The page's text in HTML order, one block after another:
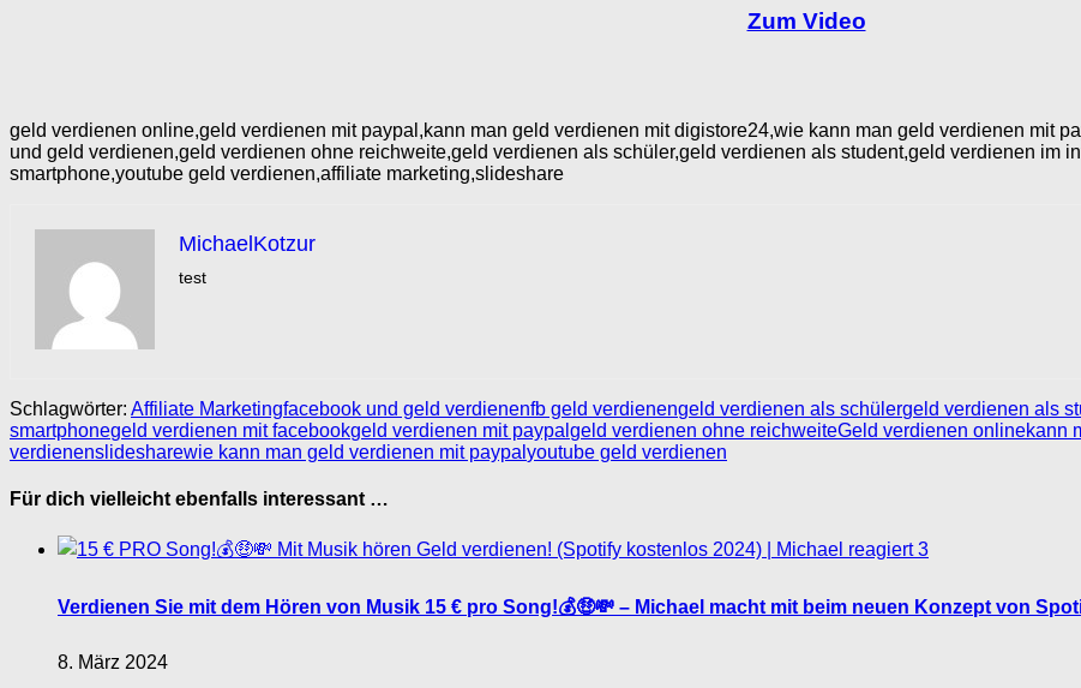
Zum Video
geld verdienen online,geld verdienen mit paypal,kann man geld verdienen mit digistore24,wie kann man geld verdienen mit
und geld verdienen,geld verdienen ohne reichweite,geld verdienen als schüler,geld verdienen als student,geld verdienen im
smartphone,youtube geld verdienen,affiliate marketing,slideshare
MichaelKotzur
test
Schlagwörter: Affiliate Marketingfacebook und geld verdienenfb geld verdienengeld verdienen als schülergeld verdienen als
smartphonegeld verdienen mit facebookgeld verdienen mit paypal geld verdienen ohne reichweiteGeld verdienen onlinekann
verdienenslidesharewie kann man geld verdienen mit paypal youtube geld verdienen
Für dich vielleicht ebenfalls interessant …
3
Verdienen Sie mit dem Hören von Musik 15 € pro Song!💰🤑💸 – Michael macht mit beim neuen Konzept von
8. März 2024